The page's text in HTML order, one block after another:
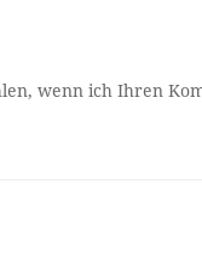
wenn ich Ihren